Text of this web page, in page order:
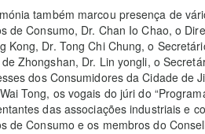
também marcou presença de
de Consumo, Dr. Chan Io Chao, o
Kong, Dr. Tong Chi Chung, o
Zhongshan, Dr. Lin yongli, o
dos Consumidores da Cidade de
Tong, os vogais do júri do
das associações industriais e
de Consumo e os membros do